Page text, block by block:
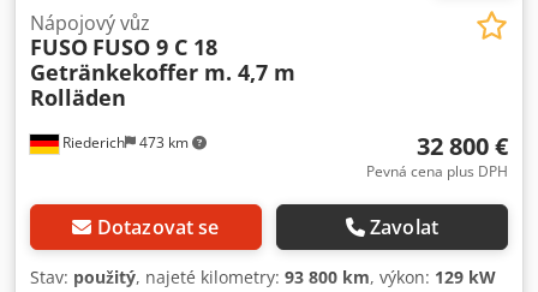
Riederich 473 km
Nápojový vůz
FUSO FUSO 9 C 18
Getränkekoffer m. 4,7 m
Rolläden
32 800 €
Pevná cena plus DPH
Dotazovat se Zavolat
Stav: použitý, najeté kilometry: 93 800 km, výkon: 129 kW